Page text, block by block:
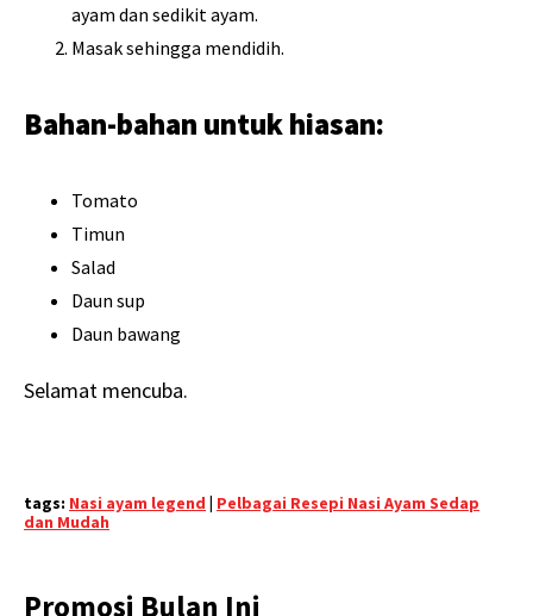
ayam dan sedikit ayam.
Masak sehingga mendidih.
Bahan-bahan untuk hiasan:
Tomato
Timun
Salad
Daun sup
Daun bawang
Selamat mencuba.
tags: Nasi ayam legend | Pelbagai Resepi Nasi Ayam Sedap
dan Mudah
Promosi Bulan Ini